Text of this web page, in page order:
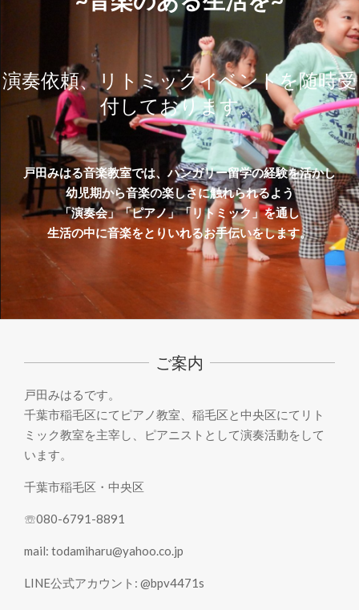
演奏依頼、リトミックイベントを随時受
付しております。
戸田みはる音楽教室では、ハンガリー留学の経験を活かし
幼児期から音楽の楽しさに触れられるよう
「演奏会」「ピアノ」「リトミック」を通し
生活の中に音楽をとりいれるお手伝いをします。
ご案内
戸田みはるです。
千葉市稲毛区にてピアノ教室、稲毛区と中央区にてリト
ミック教室を主宰し、ピアニストとして演奏活動をして
います。
千葉市稲毛区・中央区
☏080-6791-8891
mail: todamiharu@yahoo.co.jp
LINE公式アカウント: @bpv4471s